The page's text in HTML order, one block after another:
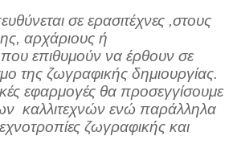
σε ερασιτέχνες ,στους
αρχάριους ή
που επιθυμούν να έρθουν σε
της ζωγραφικής δημιουργίας.
εφαρμογές θα προσεγγίσουμε
καλλιτεχνών ενώ παράλληλα
ζωγραφικής και